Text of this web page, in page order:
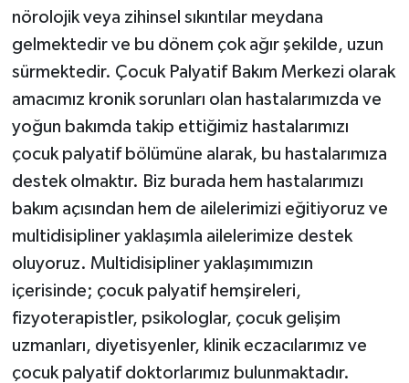
nörolojik veya zihinsel sıkıntılar meydana
gelmektedir ve bu dönem çok ağır şekilde, uzun
sürmektedir. Çocuk Palyatif Bakım Merkezi olarak
amacımız kronik sorunları olan hastalarımızda ve
yoğun bakımda takip ettiğimiz hastalarımızı
çocuk palyatif bölümüne alarak, bu hastalarımıza
destek olmaktır. Biz burada hem hastalarımızı
bakım açısından hem de ailelerimizi eğitiyoruz ve
multidisipliner yaklaşımla ailelerimize destek
oluyoruz. Multidisipliner yaklaşımımızın
içerisinde; çocuk palyatif hemşireleri,
fizyoterapistler, psikologlar, çocuk gelişim
uzmanları, diyetisyenler, klinik eczacılarımız ve
çocuk palyatif doktorlarımız bulunmaktadır.